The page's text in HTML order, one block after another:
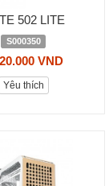
502 LITE
S000350
VND
Yêu thích